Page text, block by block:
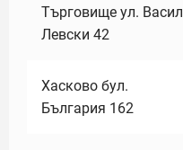
Търговище ул. Васил
Левски 42
Хасково бул.
България 162